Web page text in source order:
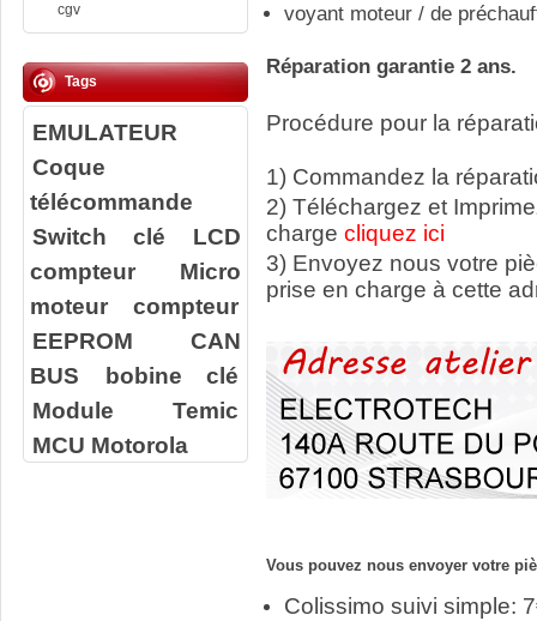
cgv
Tags
EMULATEUR
Coque
télécommande
Switch clé
LCD
compteur
Micro
moteur compteur
EEPROM
CAN
BUS
bobine clé
Module Temic
MCU Motorola
voyant moteur / de
Réparation garantie 2 ans.
Procédure pour la
1) Commandez la
2) Téléchargez et
charge cliquez ici
3) Envoyez nous votre
prise en charge à cette
Vous pouvez nous envoyer votre
Colissimo suivi simple: